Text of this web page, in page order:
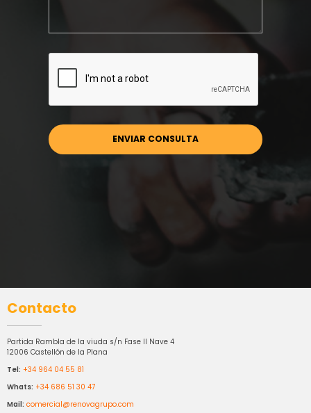
Contacto
Partida Rambla de la viuda s/n Fase II Nave 4
12006 Castellón de la Plana
Tel: +34 964 04 55 81
Whats: +34 686 51 30 47
Mail: comercial@renovagrupo.com